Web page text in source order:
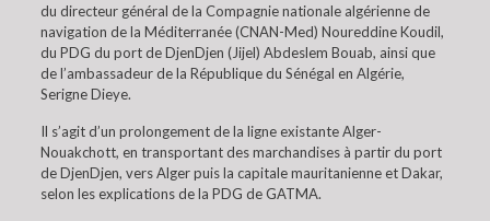
du directeur général de la Compagnie nationale algérienne de
navigation de la Méditerranée (CNAN-Med) Noureddine Koudil,
du PDG du port de DjenDjen (Jijel) Abdeslem Bouab, ainsi que
de l’ambassadeur de la République du Sénégal en Algérie,
Serigne Dieye.
Il s’agit d’un prolongement de la ligne existante Alger-
Nouakchott, en transportant des marchandises à partir du port
de DjenDjen, vers Alger puis la capitale mauritanienne et Dakar,
selon les explications de la PDG de GATMA.